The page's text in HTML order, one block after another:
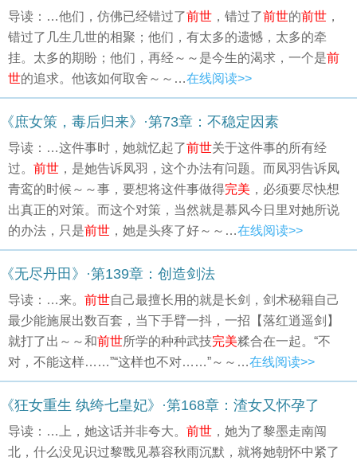
导读：…他们，仿佛已经错过了前世 ，错过了前世的前世 ，
错过了几生几世的相聚；他们，有太多的遗憾，太多的牵
挂。太多的期盼；他们，再经～～是今生的渴求，一个是前
世的追求。他该如何取舍～～…在线阅读>>
《庶女策，毒后归来》·第73章：不稳定因素
导读：…这件事时，她就忆起了前世关于这件事的所有经
过。 前世 ，是她告诉凤羽，这个办法有问题。而凤羽告诉凤
青鸾的时候～～事，要想将这件事做得完美 ，必须要尽快想
出真正的对策。而这个对策，当然就是慕风今日里对她所说
的办法，只是前世 ，她是头疼了好～～…在线阅读>>
《无尽丹田》·第139章：创造剑法
导读：…来。 前世自己最擅长用的就是长剑，剑术秘籍自己
最少能施展出数百套，当下手臂一抖，一招【落红逍遥剑】
就打了出～～和前世所学的种种武技完美糅合在一起。“不
对，不能这样……”“这样也不对……”～～…在线阅读>>
《狂女重生 纨绔七皇妃》·第168章：渣女又怀孕了
导读：…上，她这话并非夸大。 前世 ，她为了黎墨走南闯
北，什么没见识过黎戬见慕容秋雨沉默，就将她朝怀中紧了